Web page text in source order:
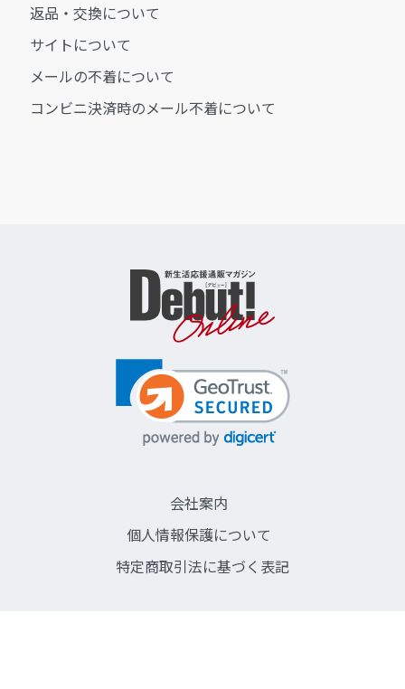
返品・交換について
サイトについて
メールの不着について
コンビニ決済時のメール不着について
会社案内
個人情報保護について
特定商取引法に基づく表記